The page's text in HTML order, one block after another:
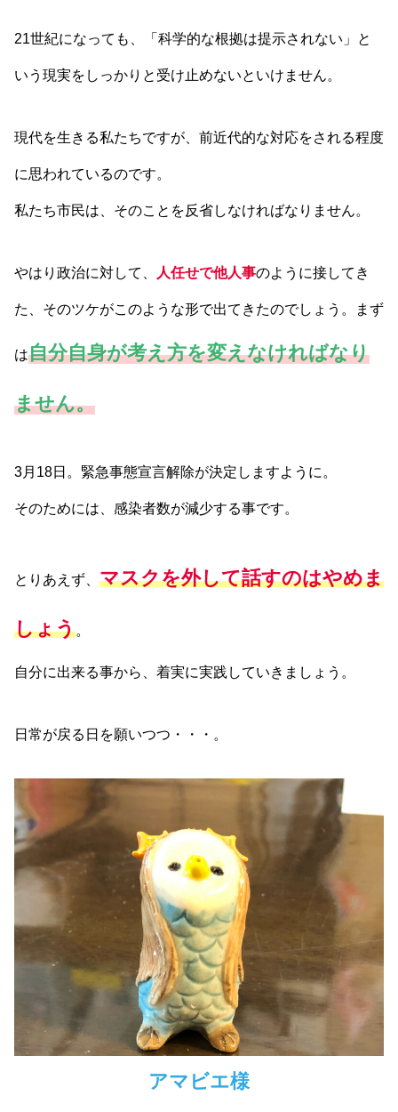
21世紀になっても、「科学的な根拠は提示されない」と
いう現実をしっかりと受け止めないといけません。
現代を生きる私たちですが、前近代的な対応をされる程度
に思われているのです。
私たち市民は、そのことを反省しなければなりません。
やはり政治に対して、 人任せで他人事のように接してき
た、そのツケがこのような形で出てきたのでしょう。まず
は自分自身が考え方を変えなければなり
ません。
3月18日。緊急事態宣言解除が決定しますように。
そのためには、感染者数が減少する事です。
とりあえず、 マスクを外して話すのはやめま
しょう。
自分に出来る事から、着実に実践していきましょう。
日常が戻る日を願いつつ・・・。
アマビエ様